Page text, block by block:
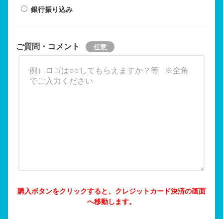
銀行振り込み
ご質問・コメント
購入ボタンをクリックすると、クレジットカード決済の画面
へ移動します。